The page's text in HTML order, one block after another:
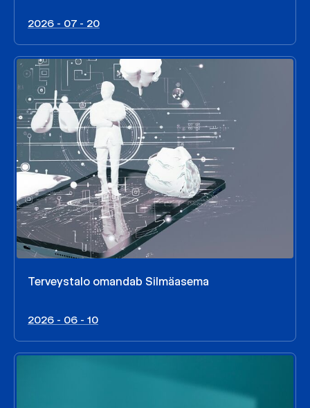
2026 - 07 - 20
Terveystalo omandab Silmäasema
2026 - 06 - 10